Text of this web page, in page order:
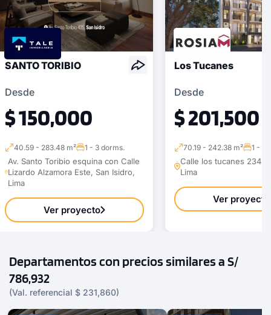
156.74 m² Piso 16
3 dorms. 3 baños
COTIZAR AHORA
SANTO TORIBIO
Desde
$ 150,000
40.59 - 283.48 m² 1 - 3 dorms.
Av. Santo Toribio esquina con Calle
Lizardo Alzamora Este, San Isidro,
Lima
Ver proyecto
Los Tucanes
Desde
$ 201,500
70.19 - 242.38 m² 1 - 4
Calle los tucanes 234,
Lima
Ver proyecto
Departamentos con precios similares a S/
786,932
(Val. referencial $ 231,860)